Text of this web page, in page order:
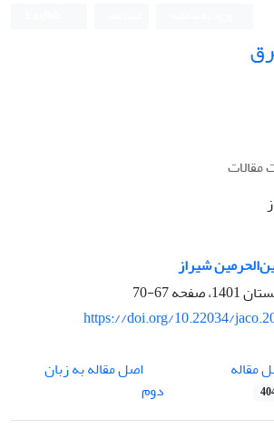
شیراز
67-70
https://doi.org/10.22034/
مقاله
اصل مقاله به زبان
دوم